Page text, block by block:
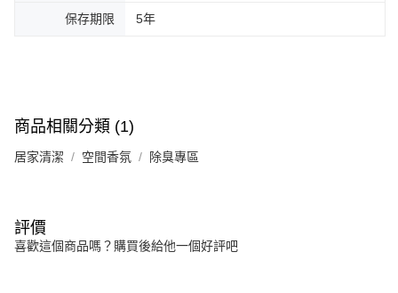
保存期限 5年
商品相關分類 (1)
居家清潔 空間香氛 除臭專區
評價
喜歡這個商品嗎？購買後給他一個好評吧